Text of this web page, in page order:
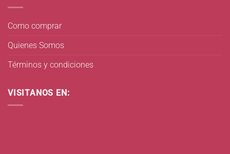
Como comprar
Quienes Somos
Términos y condiciones
VISITANOS EN: